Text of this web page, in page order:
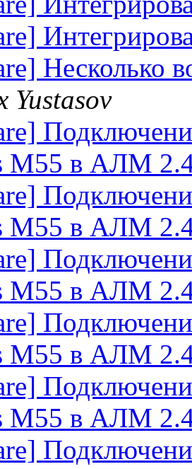
Несколько
Yustasov
M55 в АЛМ
M55 в АЛМ
M55 в АЛМ
M55 в АЛМ
M55 в АЛМ